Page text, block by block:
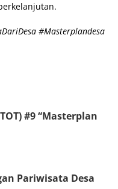
#Masterplandesa
#9 “Masterplan
Pariwisata Desa